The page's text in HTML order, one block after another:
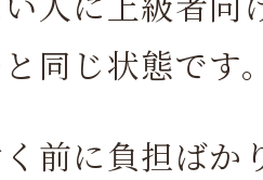
同じ状態です
前に負担ばか